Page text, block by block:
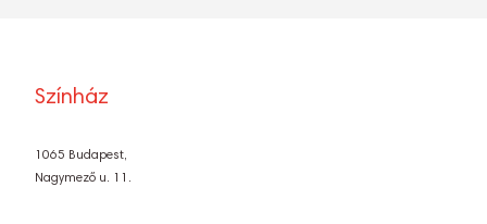
Színház
1065 Budapest,
Nagymező u. 11.